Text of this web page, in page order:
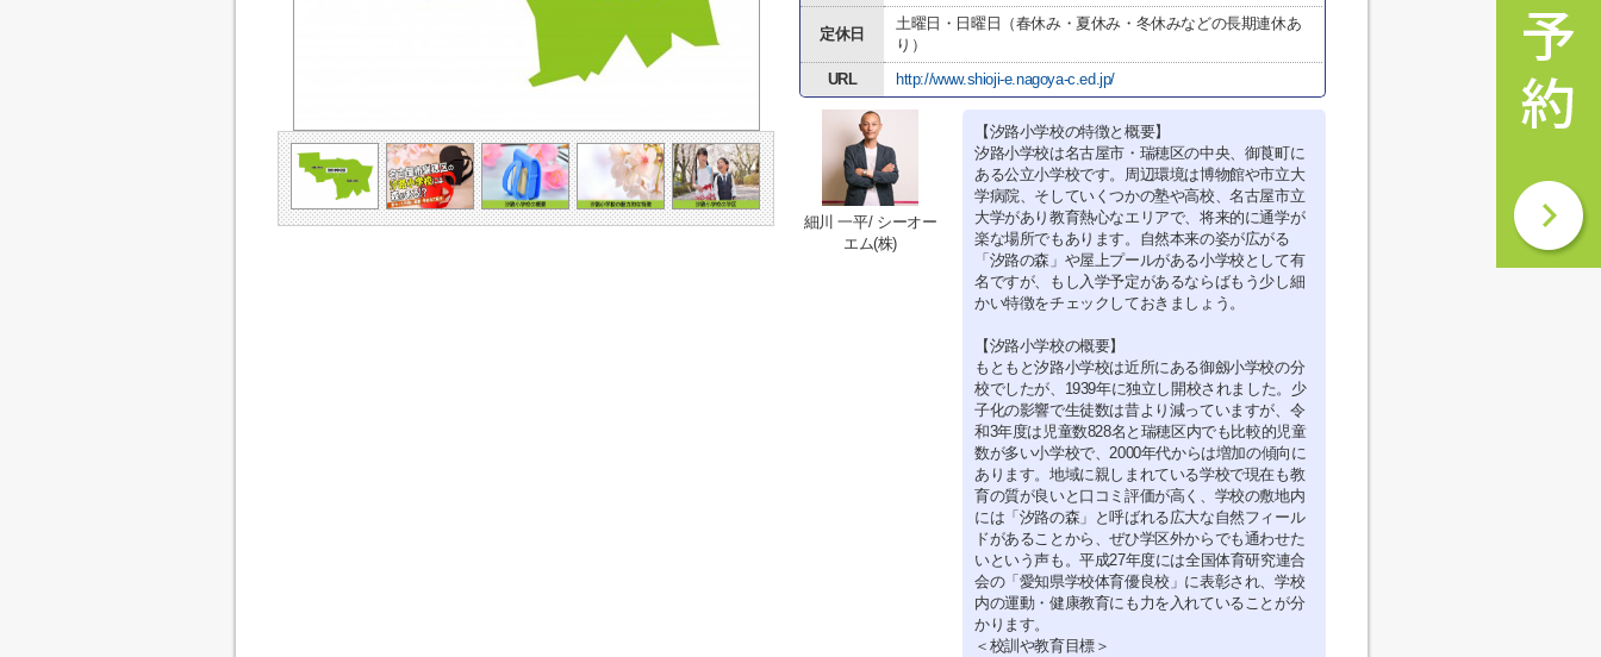
定休日
土曜日・日曜日（春休み・夏休み・冬休みなどの長期連休あ
り）
URL
http://www.shioji-e.nagoya-c.ed.jp/
細川 一平/ シーオー
エム(株)
【汐路小学校の特徴と概要】
汐路小学校は名古屋市・瑞穂区の中央、御莨町に
ある公立小学校です。周辺環境は博物館や市立大
学病院、そしていくつかの塾や高校、名古屋市立
大学があり教育熱心なエリアで、将来的に通学が
楽な場所でもあります。自然本来の姿が広がる
「汐路の森」や屋上プールがある小学校として有
名ですが、もし入学予定があるならばもう少し細
かい特徴をチェックしておきましょう。
【汐路小学校の概要】
もともと汐路小学校は近所にある御劔小学校の分
校でしたが、1939年に独立し開校されました。少
子化の影響で生徒数は昔より減っていますが、令
和3年度は児童数828名と瑞穂区内でも比較的児童
数が多い小学校で、2000年代からは増加の傾向に
あります。地域に親しまれている学校で現在も教
育の質が良いと口コミ評価が高く、学校の敷地内
には「汐路の森」と呼ばれる広大な自然フィール
ドがあることから、ぜひ学区外からでも通わせた
いという声も。平成27年度には全国体育研究連合
会の「愛知県学校体育優良校」に表彰され、学校
内の運動・健康教育にも力を入れていることが分
かります。
＜校訓や教育目標＞